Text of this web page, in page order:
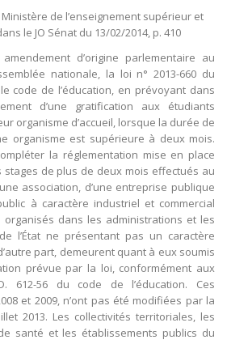
de l’enseignement supérieur et
le JO Sénat du 13/02/2014, p. 410
d’origine parlementaire au
nationale, la loi n° 2013-660 du
code de l’éducation, en prévoyant dans
d’une gratification aux étudiants
organisme d’accueil, lorsque la durée de
organisme est supérieure à deux mois.
la réglementation mise en place
stages de plus de deux mois effectués au
association, d’une entreprise publique
à caractère industriel et commercial
organisés dans les administrations et les
l’État ne présentant pas un caractère
part, demeurent quant à eux soumis
prévue par la loi, conformément aux
612-56 du code de l’éducation. Ces
et 2009, n’ont pas été modifiées par la
2013. Les collectivités territoriales, les
santé et les établissements publics du